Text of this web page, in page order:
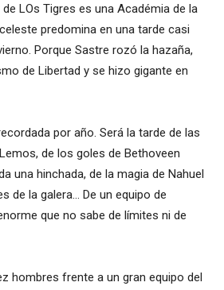
de LOs Tigres es una Académia de la
predomina en una tarde casi
Porque Sastre rozó la hazaña,
de Libertad y se hizo gigante en
por año. Será la tarde de las
de los goles de Bethoveen
una hinchada, de la magia de Nahuel
de la galera… De un equipo de
que no sabe de límites ni de
hombres frente a un gran equipo del